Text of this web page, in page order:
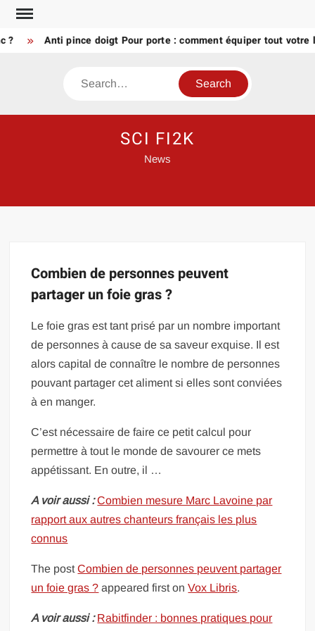
Skip
content
? Anti pince doigt Pour porte : comment équiper tout votre
Search
SCI FI2K
News
Combien de personnes peuvent
partager un foie gras ?
Le foie gras est tant prisé par un nombre important
de personnes à cause de sa saveur exquise. Il est
alors capital de connaître le nombre de personnes
pouvant partager cet aliment si elles sont conviées
à en manger.
C’est nécessaire de faire ce petit calcul pour
permettre à tout le monde de savourer ce mets
appétissant. En outre, il …
A voir aussi : Combien mesure Marc Lavoine par
rapport aux autres chanteurs français les plus
connus
The postCombien de personnes peuvent partager
un foie gras ? appeared first onVox Libris.
A voir aussi : Rabitfinder : bonnes pratiques pour